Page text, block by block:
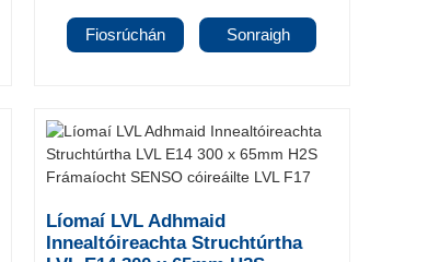
Fiosrúchán Sonraigh
Líomaí LVL Adhmaid
Innealtóireachta Struchtúrtha